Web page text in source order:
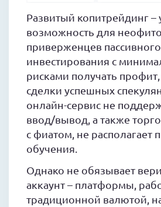
Развитый копитрейдинг –
возможность для
приверженцев пассивного
инвестирования с
рисками получать
сделки успешных
онлайн-сервис не
ввод/вывод, а также
с фиатом, не располагает
обучения.
Однако не обязывает
аккаунт – платформы,
традиционной валютой,